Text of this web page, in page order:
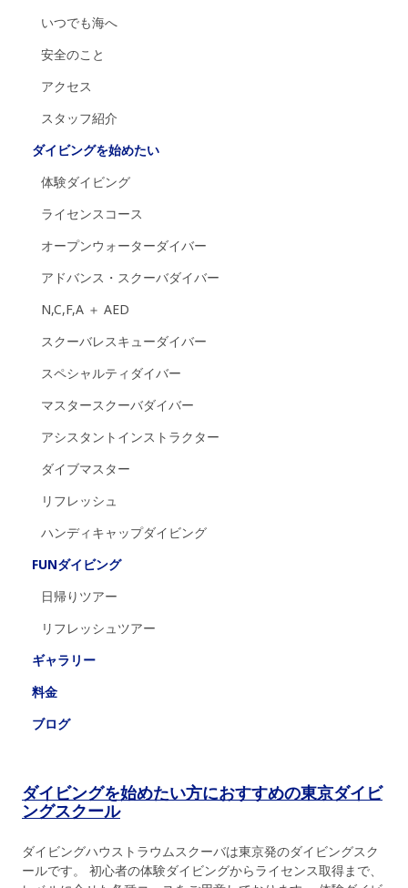
いつでも海へ
安全のこと
アクセス
スタッフ紹介
ダイビングを始めたい
体験ダイビング
ライセンスコース
オープンウォーターダイバー
アドバンス・スクーバダイバー
N,C,F,A ＋ AED
スクーバレスキューダイバー
スペシャルティダイバー
マスタースクーバダイバー
アシスタントインストラクター
ダイブマスター
リフレッシュ
ハンディキャップダイビング
FUNダイビング
日帰りツアー
リフレッシュツアー
ギャラリー
料金
ブログ
ダイビングを始めたい方におすすめの東京ダイビ
ングスクール
ダイビングハウストラウムスクーバは東京発のダイビングスク
ールです。 初心者の体験ダイビングからライセンス取得まで、